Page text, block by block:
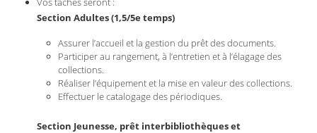
Section Adultes (1,5/5e temps)
Assurer l’accueil et la gestion du prêt des documents.
Participer au rangement, à l’entretien et à l’élagage des
collections.
Réaliser l’équipement et la mise en valeur des collections.
Effectuer le catalogage des périodiques.
Section Jeunesse, prêt interbibliothèques et